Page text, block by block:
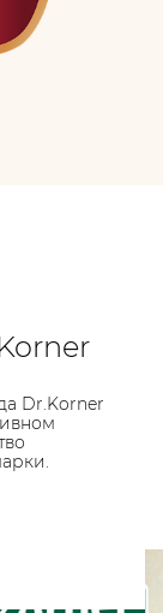
Dr.Korner